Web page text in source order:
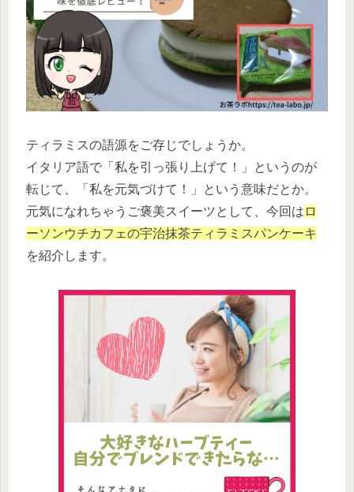
ティラミスの語源をご存じでしょうか。
イタリア語で「私を引っ張り上げて！」というのが
転じて、「私を元気づけて！」という意味だとか。
元気になれちゃうご褒美スイーツとして、今回は ロ
ーソンウチカフェの宇治抹茶ティラミスパンケーキ
を紹介します。